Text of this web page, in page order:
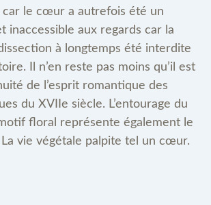
car le cœur a autrefois été un
inaccessible aux regards car la
à longtemps été interdite
Il n’en reste pas moins qu’il est
de l’esprit romantique des
du XVIIe siècle. L’entourage du
floral représente également le
vie végétale palpite tel un cœur.